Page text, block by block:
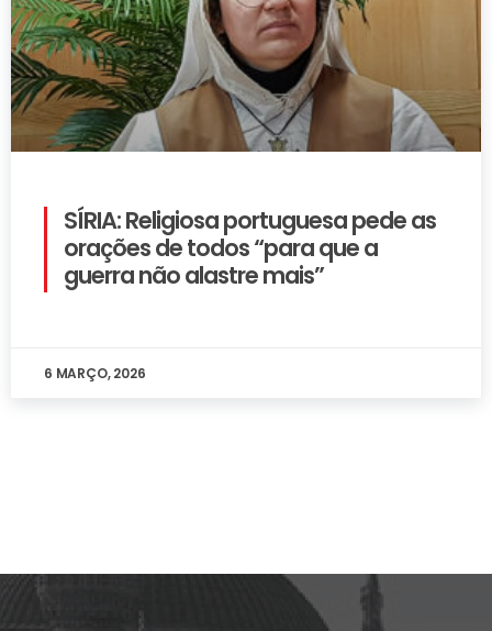
SÍRIA: Religiosa portuguesa pede as
orações de todos “para que a
guerra não alastre mais”
6 MARÇO, 2026